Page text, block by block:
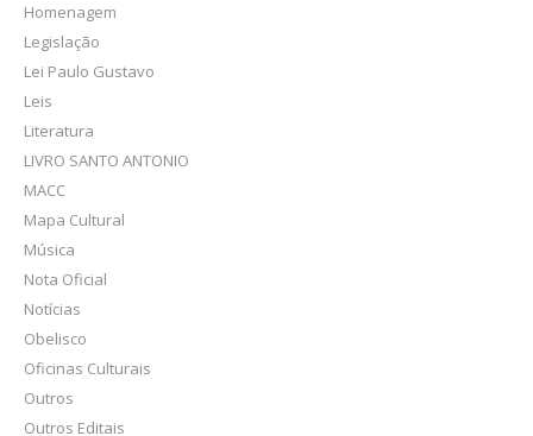
Homenagem
Legislação
Lei Paulo Gustavo
Leis
Literatura
LIVRO SANTO ANTONIO
MACC
Mapa Cultural
Música
Nota Oficial
Notícias
Obelisco
Oficinas Culturais
Outros
Outros Editais